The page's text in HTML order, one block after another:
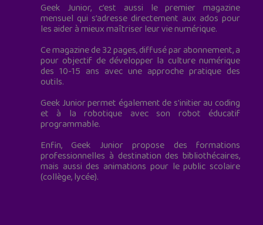
Geek Junior, c’est aussi le premier magazine
mensuel qui s’adresse directement aux ados pour
les aider à mieux maîtriser leur vie numérique.
Ce magazine de 32 pages, diffusé par abonnement, a
pour objectif de développer la culture numérique
des 10-15 ans avec une approche pratique des
outils.
Geek Junior permet également de s'initier au coding
et à la robotique avec son robot éducatif
programmable.
Enfin, Geek Junior propose des formations
professionnelles à destination des bibliothécaires,
mais aussi des animations pour le public scolaire
(collège, lycée).